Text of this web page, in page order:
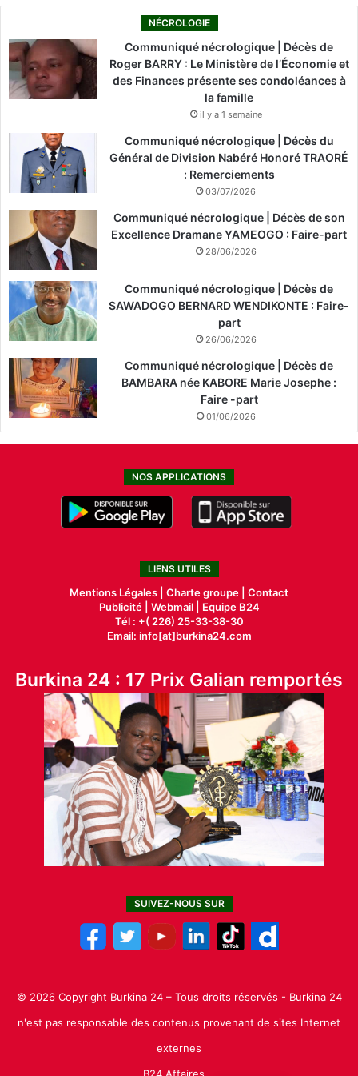
NÉCROLOGIE
Communiqué nécrologique | Décès de
Roger BARRY : Le Ministère de l’Économie et
des Finances présente ses condoléances à
la famille
il y a 1 semaine
Communiqué nécrologique | Décès du
Général de Division Nabéré Honoré TRAORÉ
: Remerciements
03/07/2026
Communiqué nécrologique | Décès de son
Excellence Dramane YAMEOGO : Faire-part
28/06/2026
Communiqué nécrologique | Décès de
SAWADOGO BERNARD WENDIKONTE : Faire-
part
26/06/2026
Communiqué nécrologique | Décès de
BAMBARA née KABORE Marie Josephe :
Faire -part
01/06/2026
NOS APPLICATIONS
LIENS UTILES
Mentions Légales | Charte groupe | Contact
Publicité| Webmail |
Equipe B24
Tél : +( 226) 25-33-38-30
Email: info[at]burkina24.com
Burkina 24 : 17 Prix Galian remportés
SUIVEZ-NOUS SUR
© 2026 Copyright Burkina 24 – Tous droits réservés - Burkina 24
n'est pas responsable des contenus provenant de sites Internet
externes